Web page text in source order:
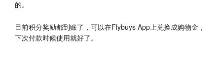
的。
目前积分奖励都到账了，可以在Flybuys App上兑换成购物金，
下次付款时候使用就好了。